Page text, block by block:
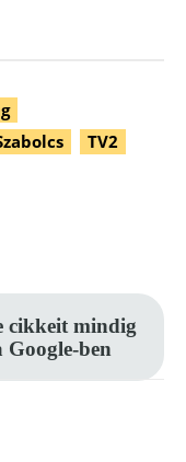
TV2
cikkeit mindig
Google-ben